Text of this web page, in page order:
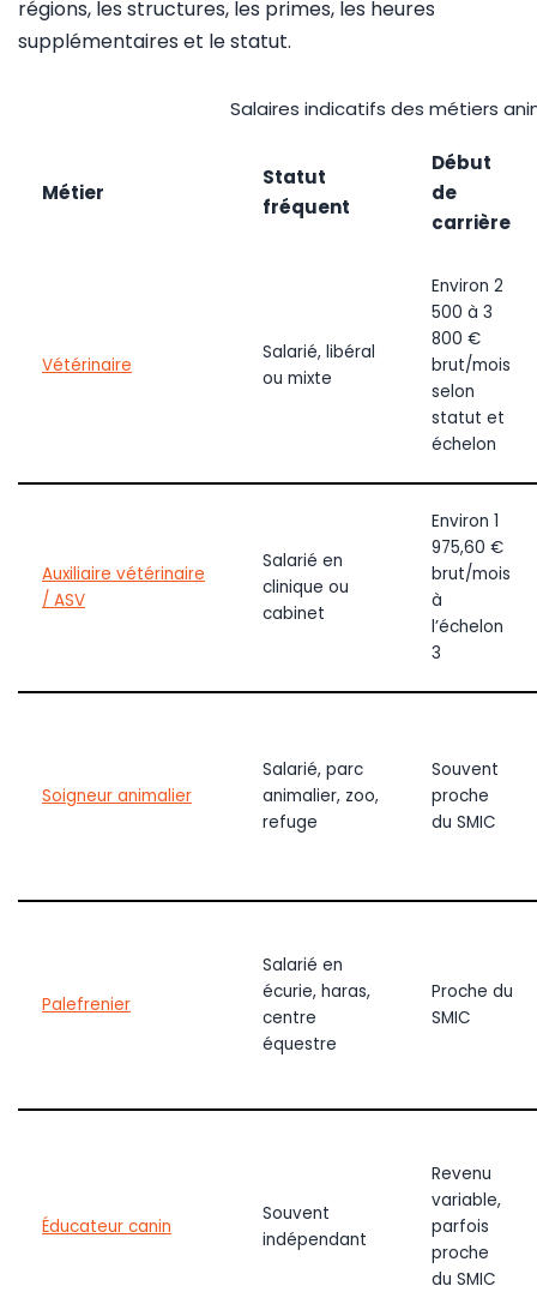
régions, les structures, les primes, les heures
supplémentaires et le statut.
Salaires indicatifs des métiers
Métier
Statut
fréquent
Début
de
carrière
Vétérinaire
Salarié, libéral
ou mixte
Environ 2
500 à 3
800 €
brut/mois
selon
statut et
échelon
Auxiliaire vétérinaire
/ ASV
Salarié en
clinique ou
cabinet
Environ 1
975,60 €
brut/mois
à
l’échelon
3
Soigneur animalier
Salarié, parc
animalier, zoo,
refuge
Souvent
proche
du SMIC
Palefrenier
Salarié en
écurie, haras,
centre
équestre
Proche du
SMIC
Éducateur canin
Souvent
indépendant
Revenu
variable,
parfois
proche
du SMIC